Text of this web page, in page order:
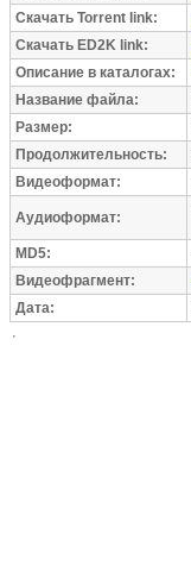
Скачать Torrent link:
Скачать ED2K link:
Описание в каталогах:
Название файла:
Размер:
Продолжительность:
Видеоформат:
Аудиоформат:
MD5:
Видеофрагмент:
Дата: